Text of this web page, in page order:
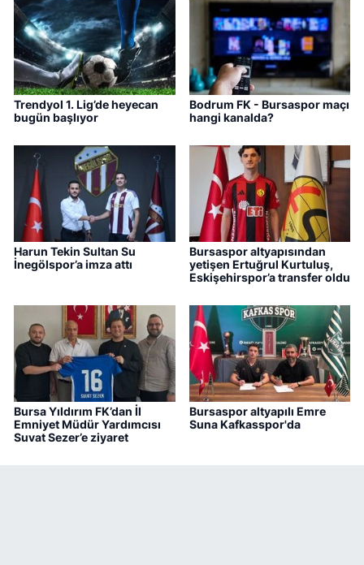
Trendyol 1. Lig’de heyecan
bugün başlıyor
Bodrum FK - Bursaspor maçı
hangi kanalda?
Harun Tekin Sultan Su
İnegölspor’a imza attı
Bursaspor altyapısından
yetişen Ertuğrul Kurtuluş,
Eskişehirspor’a transfer oldu
Bursa Yıldırım FK’dan İl
Emniyet Müdür Yardımcısı
Suvat Sezer’e ziyaret
Bursaspor altyapılı Emre
Suna Kafkasspor'da